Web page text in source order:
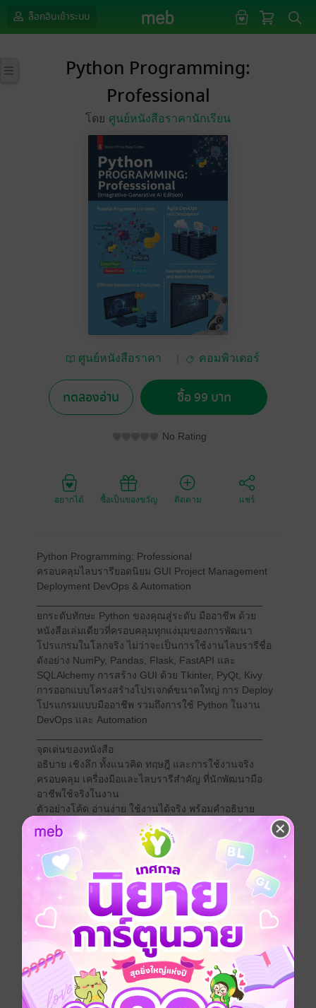
ล็อกอินเข้าระบบ
Python Programming:
Professional
โดย ศูนย์หนังสือราคานักเรียน
ศูนย์หนังสือราคา
คอมพิวเตอร์
ทดลองอ่าน ซื้อ 99 บาท
No Rating
อยากได้ ซื้อเป็นของขวัญ ติดตาม แชร์
Python Programming: Professional
ครอบคลุมไลบรารียอดนิยม GUI Project Management
Deployment DevOps & Automation
ยกระดับทักษะ Python ของคุณสู่ระดับ มืออาชีพ ด้วย
หนังสือเล่มเดียวที่ครอบคลุมทุกแง่มุมของการพัฒนา
โปรแกรมในโลกจริง ไม่ว่าจะเป็นการใช้งานไลบรารีชื่อ
ดังอย่าง NumPy, Pandas, Flask, FastAPI และ
SQLAlchemy การสร้าง GUI ด้วย Tkinter, PyQt, Kivy
การออกแบบโครงสร้างโปรเจกต์ขนาดใหญ่ การ Deploy
โปรแกรมแบบมืออาชีพ รวมถึงการใช้ Python ในงาน
DevOps และ Automation
จุดเด่นของหนังสือ
อธิบาย เชิงลึก ทั้งแนวคิด ทฤษฎี และการใช้งานจริง
ครอบคลุม เครื่องมือและไลบรารีสำคัญ ที่นักพัฒนามือ
อาชีพใช้จริงในงาน
ตัวอย่างโค้ด อ่านง่าย ใช้งานได้จริง พร้อมคำอธิบาย
ละเอียดทุกบรรทัด
เสริมด้วยแนวปฏิบัติที่ดี (Best Practices) และเทคนิคจาก
โลกการทำงานจริง
เหมาะสำหรับผู้ที่มีพื้นฐาน Python และต้องการ ต่อยอดสู่
ระดับมืออาชีพ
________________________________________
เนื้อหาไฮไลต์
บทที่ 15: ใช้งานไลบรารียอดนิยม เช่น Pandas,
Requests, Flask, FastAPI, BeautifulSoup,
SQLAlchemy และ Plotly อย่างมีประสิทธิภาพ
บทที่ 16: สร้าง GUI ด้วย Tkinter, PyQt/PySide, และ Kivy
พร้อมแนวทางการออกแบบอินเทอร์เฟซสำหรับผู้ใช้งาน
จริง